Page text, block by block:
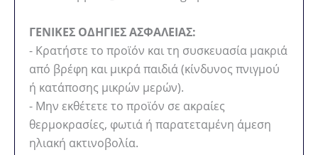
ΓΕΝΙΚΕΣ ΟΔΗΓΙΕΣ ΑΣΦΑΛΕΙΑΣ:
- Κρατήστε το προϊόν και τη συσκευασία μακριά
από βρέφη και μικρά παιδιά (κίνδυνος πνιγμού
ή κατάποσης μικρών μερών).
- Μην εκθέτετε το προϊόν σε ακραίες
θερμοκρασίες, φωτιά ή παρατεταμένη άμεση
ηλιακή ακτινοβολία.